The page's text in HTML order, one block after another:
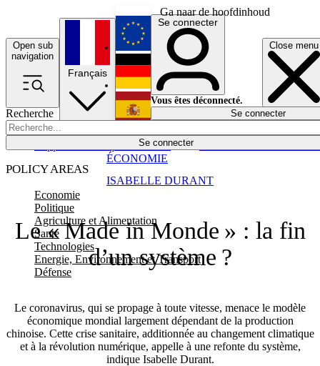
Ga naar de hoofdinhoud
Open sub
navigation
Close menu
Recherche
Se connecter
POLICY AREAS
Economie
Politique
Agriculture et Alimentation
Santé
Technologies
Energie, Environnement et Transport
Défense
Économie
Français
English
Deutsch
Español
Se connecter
Vous êtes déconnecté.
Se connecter
Le « Made in Monde » : la fin
d’un système ?
Le coronavirus, qui se propage à toute vitesse, menace le modèle
économique mondial largement dépendant de la production
chinoise. Cette crise sanitaire, additionnée au changement climatique
et à la révolution numérique, appelle à une refonte du système,
indique Isabelle Durant.
ISABELLE DURANT
ÉCONOMIE